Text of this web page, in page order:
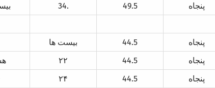
34. 49.5 پنجاه
بيست ها 44.5 پنجاه
۲۲ 44.5 پنجاه
۲۴ 44.5 پنجاه